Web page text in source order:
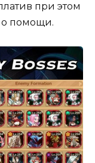
при этом
о помощи.